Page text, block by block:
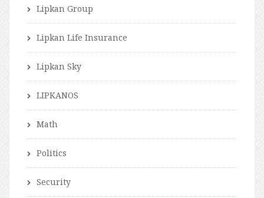
Lipkan Group
Lipkan Life Insurance
Lipkan Sky
LIPKANOS
Math
Politics
Security